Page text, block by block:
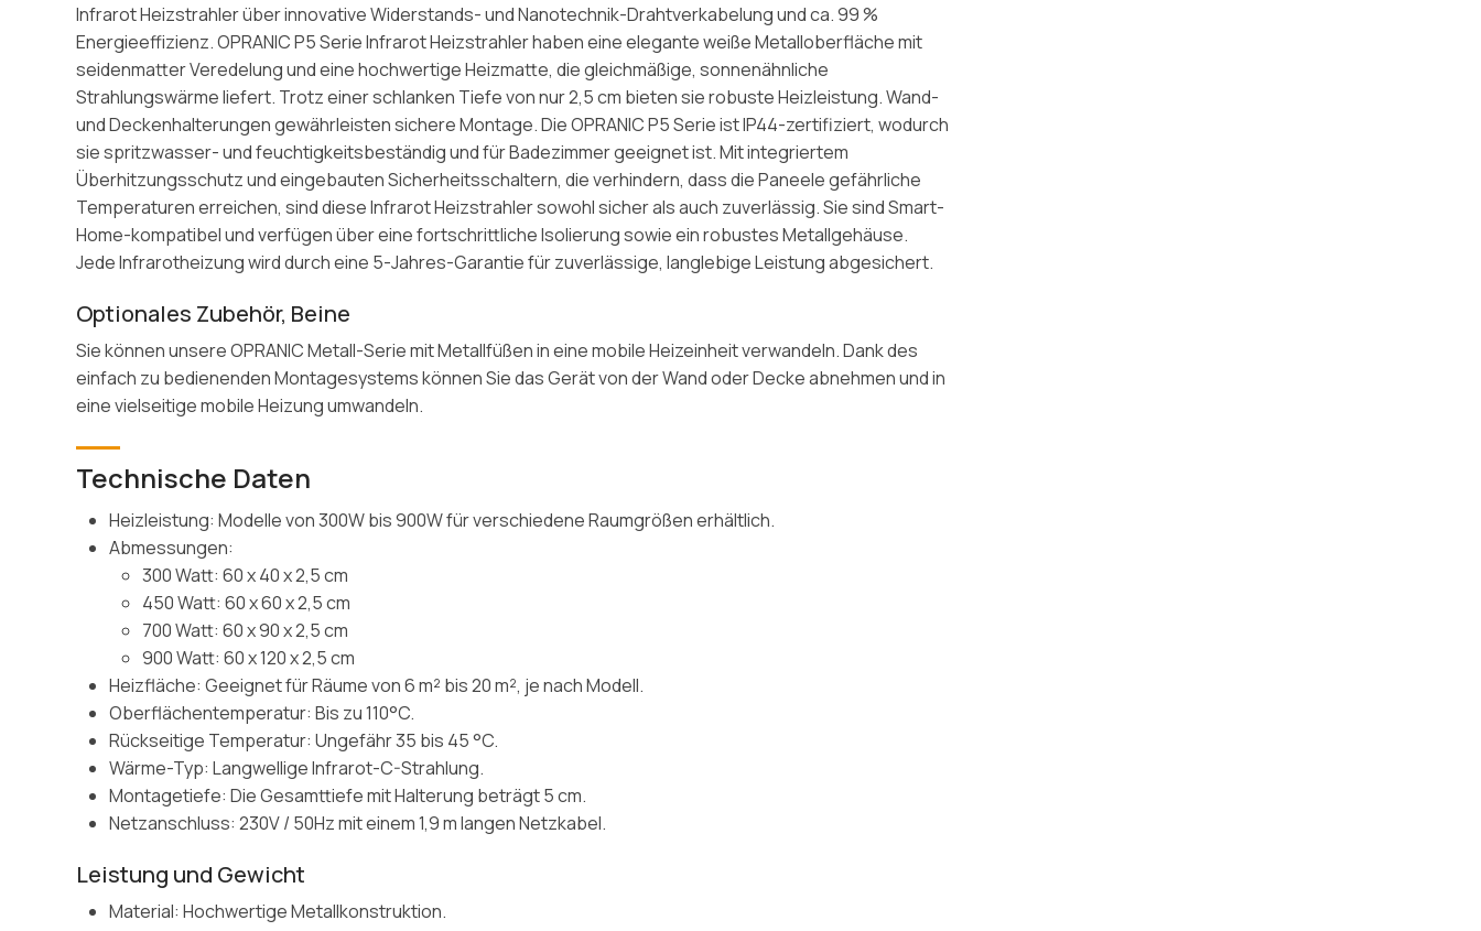
Infrarot Heizstrahler über innovative Widerstands- und Nanotechnik-Drahtverkabelung und ca. 99 %
Energieeffizienz. OPRANIC P5 Serie Infrarot Heizstrahler haben eine elegante weiße Metalloberfläche mit
seidenmatter Veredelung und eine hochwertige Heizmatte, die gleichmäßige, sonnenähnliche
Strahlungswärme liefert. Trotz einer schlanken Tiefe von nur 2,5 cm bieten sie robuste Heizleistung. Wand-
und Deckenhalterungen gewährleisten sichere Montage. Die OPRANIC P5 Serie ist IP44-zertifiziert, wodurch
sie spritzwasser- und feuchtigkeitsbeständig und für Badezimmer geeignet ist. Mit integriertem
Überhitzungsschutz und eingebauten Sicherheitsschaltern, die verhindern, dass die Paneele gefährliche
Temperaturen erreichen, sind diese Infrarot Heizstrahler sowohl sicher als auch zuverlässig. Sie sind Smart-
Home-kompatibel und verfügen über eine fortschrittliche Isolierung sowie ein robustes Metallgehäuse.
Jede Infrarotheizung wird durch eine 5-Jahres-Garantie für zuverlässige, langlebige Leistung abgesichert.
Optionales Zubehör, Beine
Sie können unsere OPRANIC Metall-Serie mit Metallfüßen in eine mobile Heizeinheit verwandeln. Dank des
einfach zu bedienenden Montagesystems können Sie das Gerät von der Wand oder Decke abnehmen und in
eine vielseitige mobile Heizung umwandeln.
Technische Daten
Heizleistung: Modelle von 300W bis 900W für verschiedene Raumgrößen erhältlich.
Abmessungen:
300 Watt: 60 x 40 x 2,5 cm
450 Watt: 60 x 60 x 2,5 cm
700 Watt: 60 x 90 x 2,5 cm
900 Watt: 60 x 120 x 2,5 cm
Heizfläche: Geeignet für Räume von 6 m² bis 20 m², je nach Modell.
Oberflächentemperatur: Bis zu 110°C.
Rückseitige Temperatur: Ungefähr 35 bis 45 °C.
Wärme-Typ: Langwellige Infrarot-C-Strahlung.
Montagetiefe: Die Gesamttiefe mit Halterung beträgt 5 cm.
Netzanschluss: 230V / 50Hz mit einem 1,9 m langen Netzkabel.
Leistung und Gewicht
Material: Hochwertige Metallkonstruktion.